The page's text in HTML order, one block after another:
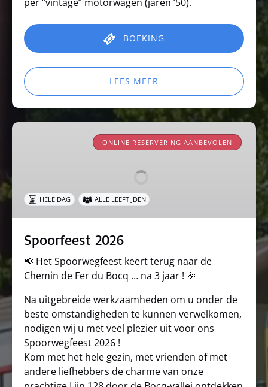
BOEKING
LEES MEER
Spoorfeest
ONLINE RESERVERING AANBEVOLEN
HELE DAG ALLE LEEFTIJDEN
Spoorfeest 2026
📢 Het Spoorwegfeest keert terug naar de
Chemin de Fer du Bocq … na 3 jaar ! 🎉
Na uitgebreide werkzaamheden om u onder de
beste omstandigheden te kunnen verwelkomen,
nodigen wij u met veel plezier uit voor ons
Spoorwegfeest 2026 !
Kom met het hele gezin, met vrienden of met
andere liefhebbers de charme van onze